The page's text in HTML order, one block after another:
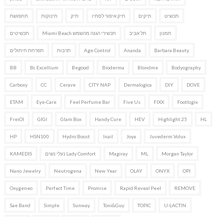
תחפושת תינוקות תיק תיק איפור לסתיו תיקים תכשיט
תכשיטים תכשירי הגנה מהשמש Miami Beach תל אביב תמנון
תפרחת חיתולים תרבות Age Control Ananda Barbara Beauty
BB Bc Excellium Begood Bioderma Blondme Bodyography
Carboxy CC Cerave CITY NAP Dermalogica DIY DOVE
ETAM Eye-Care Feel Perfume Bar Five Us FIXX Footlogix
FreiOl GIGI Glam Box Handy Cure HEV Highlight 25 HL
HP HSN100 Hydro Boost Inail Joya Juvederm Volux
KAMEDIS Lady Comfort נעלי נשים Magiray ML Morgan Taylor
Nano Jewelry Neutrogena New Year OLAY ONYX OPI
Oxygeneo Perfect Time Promise Rapid Reveal Peel REMOVE
Sae Band Simple Sunway Toni&Guy TOPIC U-LACTIN